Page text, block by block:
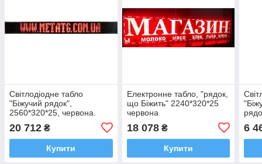
Світлодіодне табло
"Біжучий рядок",
2560*320*25, червона.
20 712 ₴
Купити
Електронне табло, "рядок,
що Біжить" 2240*320*25
червона
18 078₴
Купити
6